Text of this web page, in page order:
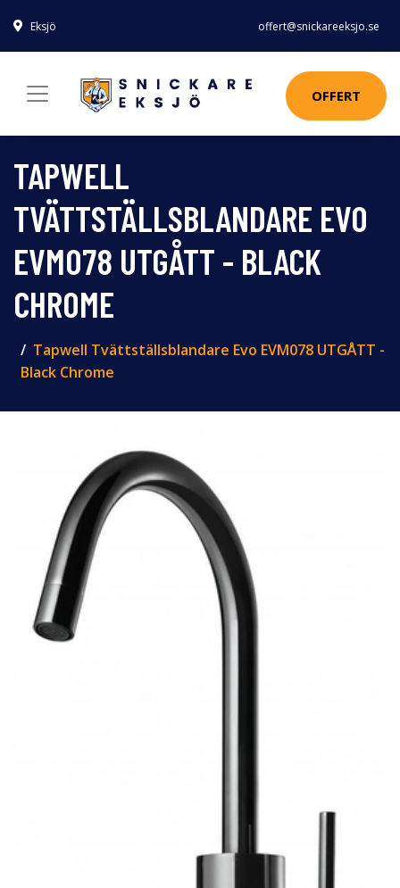
Eksjö offert@snickareeksjo.se
OFFERT
TAPWELL
TVÄTTSTÄLLSBLANDARE EVO
EVM078 UTGÅTT - BLACK
CHROME
Tapwell Tvättställsblandare Evo EVM078 UTGÅTT -
Black Chrome